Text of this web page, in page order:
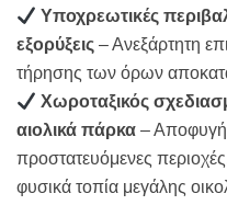
Υποχρεωτικές
εξορύξεις – Ανεξάρτητη
τήρησης των όρων
Χωροταξικός
αιολικά πάρκα – Αποφυγή
προστατευόμενες
φυσικά τοπία μεγάλης